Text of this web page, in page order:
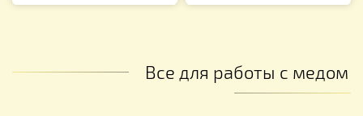
Все для работы с медом